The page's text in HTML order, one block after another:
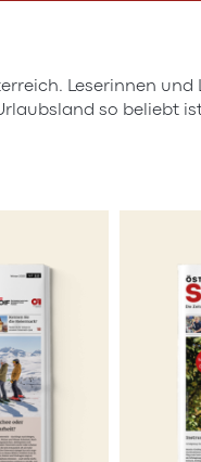
Leserinnen
so beliebt